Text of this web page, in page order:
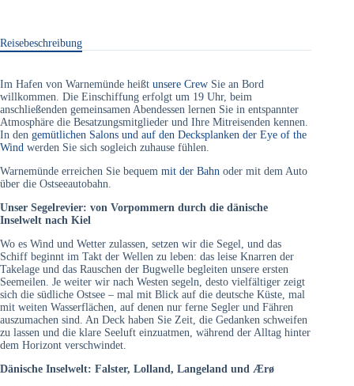
Reisebeschreibung
Im Hafen von Warnemünde heißt unsere Crew Sie an Bord
willkommen. Die Einschiffung erfolgt um 19 Uhr, beim
anschließenden gemeinsamen Abendessen lernen Sie in entspannter
Atmosphäre die Besatzungsmitglieder und Ihre Mitreisenden kennen.
In den gemütlichen Salons und auf den Decksplanken der Eye of the
Wind werden Sie sich sogleich zuhause fühlen.
Warnemünde erreichen Sie bequem mit der Bahn oder mit dem Auto
über die Ostseeautobahn.
Unser Segelrevier: von Vorpommern durch die dänische
Inselwelt nach Kiel
Wo es Wind und Wetter zulassen, setzen wir die Segel, und das
Schiff beginnt im Takt der Wellen zu leben: das leise Knarren der
Takelage und das Rauschen der Bugwelle begleiten unsere ersten
Seemeilen. Je weiter wir nach Westen segeln, desto vielfältiger zeigt
sich die südliche Ostsee – mal mit Blick auf die deutsche Küste, mal
mit weiten Wasserflächen, auf denen nur ferne Segler und Fähren
auszumachen sind. An Deck haben Sie Zeit, die Gedanken schweifen
zu lassen und die klare Seeluft einzuatmen, während der Alltag hinter
dem Horizont verschwindet.
Dänische Inselwelt: Falster, Lolland, Langeland und Ærø